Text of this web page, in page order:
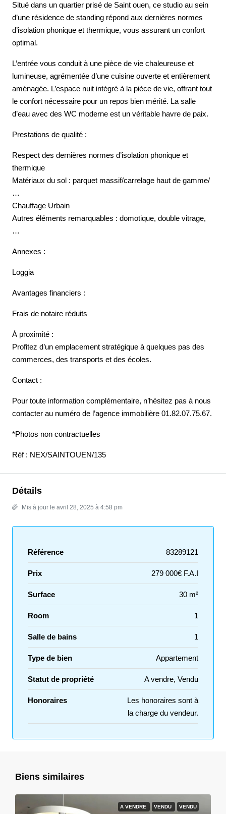
Situé dans un quartier prisé de Saint ouen, ce studio au sein
d’une résidence de standing répond aux dernières normes
d’isolation phonique et thermique, vous assurant un confort
optimal.
L’entrée vous conduit à une pièce de vie chaleureuse et
lumineuse, agrémentée d’une cuisine ouverte et entièrement
aménagée. L’espace nuit intégré à la pièce de vie, offrant tout
le confort nécessaire pour un repos bien mérité. La salle
d’eau avec des WC moderne est un véritable havre de paix.
Prestations de qualité :
Respect des dernières normes d’isolation phonique et
thermique
Matériaux du sol : parquet massif/carrelage haut de gamme/
…
Chauffage Urbain
Autres éléments remarquables : domotique, double vitrage,
…
Annexes :
Loggia
Avantages financiers :
Frais de notaire réduits
À proximité :
Profitez d’un emplacement stratégique à quelques pas des
commerces, des transports et des écoles.
Contact :
Pour toute information complémentaire, n’hésitez pas à nous
contacter au numéro de l’agence immobilière 01.82.07.75.67.
*Photos non contractuelles
Réf : NEX/SAINTOUEN/135
Détails
Mis à jour le avril 28, 2025 à 4:58 pm
Référence 83289121
Prix 279 000€ F.A.I
Surface 30 m²
Room 1
Salle de bains 1
Type de bien Appartement
Statut de propriété A vendre, Vendu
Honoraires
Les honoraires sont à
la charge du vendeur.
Biens similaires
A VENDRE VENDU VENDU